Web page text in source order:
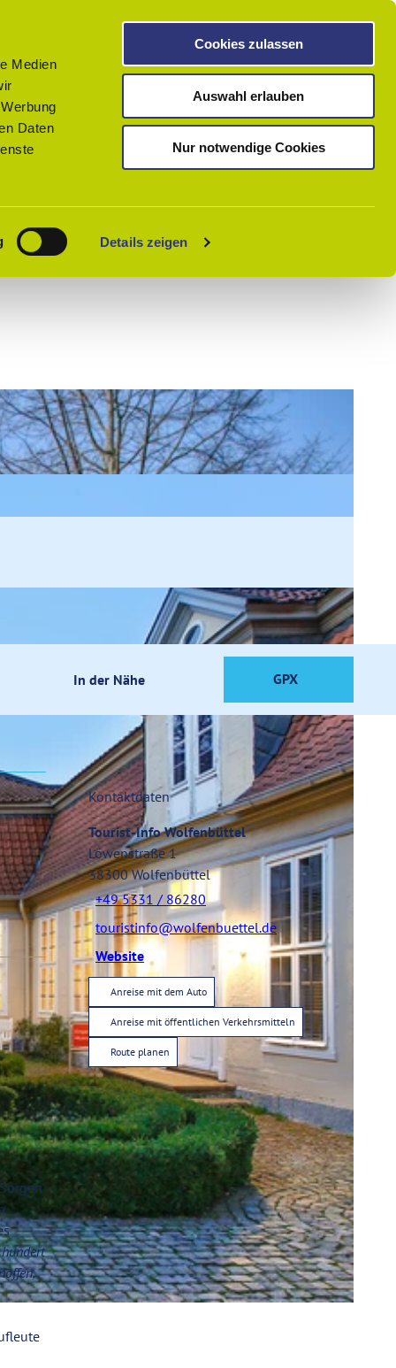
Medien
Daten
Details zeigen
Cookies zulassen
Auswahl erlauben
Nur notwendige Cookies
In der Nähe GPX
Kontaktdaten
Tourist-Info Wolfenbüttel
Löwenstraße 1
38300Wolfenbüttel
+49 5331 / 86280
touristinfo@wolfenbuettel.de
Website
Anreise mit dem Auto
Anreise mit öffentlichen Verkehrsmitteln
Route planen